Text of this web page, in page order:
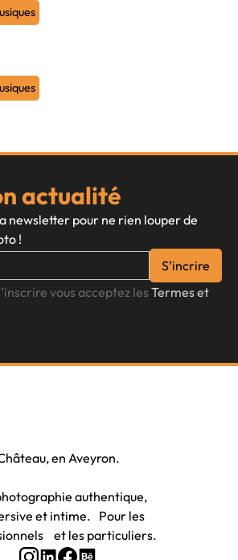
actualité
newsletter pour ne rien louper de
!
vous acceptez les Termes et
en Aveyron.
authentique,
et intime. Pour les
et les particuliers.